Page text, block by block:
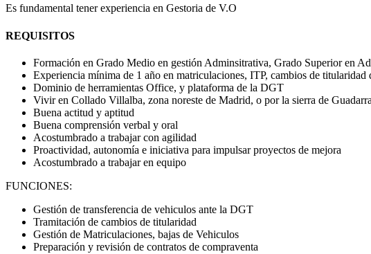
Es fundamental tener experiencia en Gestoria de V.O
REQUISITOS
Formación en Grado Medio en gestión Adminsitrativa, Grado Superior en
Experiencia mínima de 1 año en matriculaciones, ITP, cambios de
Dominio de herramientas Office, y plataforma de la DGT
Vivir en Collado Villalba, zona noreste de Madrid, o por la sierra de
Buena actitud y aptitud
Buena comprensión verbal y oral
Acostumbrado a trabajar con agilidad
Proactividad, autonomía e iniciativa para impulsar proyectos de mejora
Acostumbrado a trabajar en equipo
FUNCIONES:
Gestión de transferencia de vehiculos ante la DGT
Tramitación de cambios de titularidad
Gestión de Matriculaciones, bajas de Vehiculos
Preparación y revisión de contratos de compraventa